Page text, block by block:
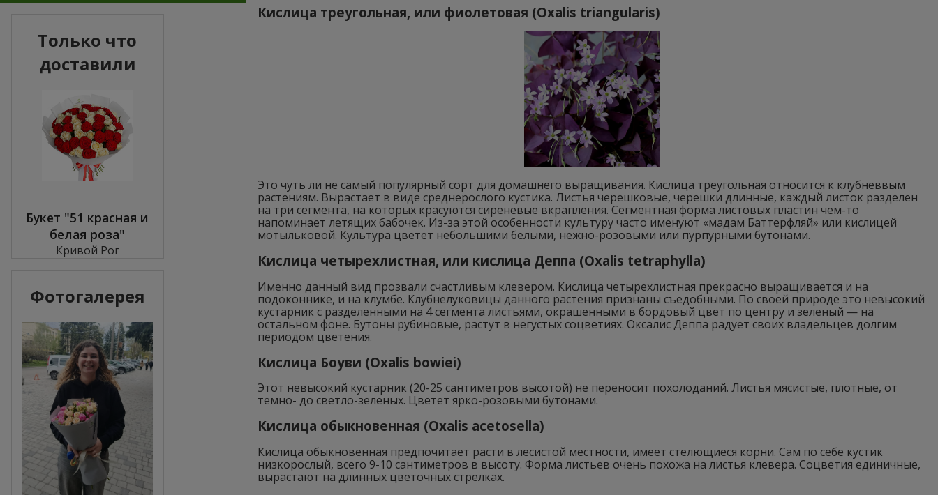
Кислица треугольная, или фиолетовая (Oxalis triangularis)
Это чуть ли не самый популярный сорт для домашнего выращивания. Кислица треугольная относится к клубневвым
растениям. Вырастает в виде среднерослого кустика. Листья черешковые, черешки длинные, каждый листок разделен
на три сегмента, на которых красуются сиреневые вкрапления. Сегментная форма листовых пластин чем-то
напоминает летящих бабочек. Из-за этой особенности культуру часто именуют «мадам Баттерфляй» или кислицей
мотыльковой. Культура цветет небольшими белыми, нежно-розовыми или пурпурными бутонами.
Кислица четырехлистная, или кислица Деппа (Oxalis tetraphylla)
Именно данный вид прозвали счастливым клевером. Кислица четырехлистная прекрасно выращивается и на
подоконнике, и на клумбе. Клубнелуковицы данного растения признаны съедобными. По своей природе это невысокий
кустарник с разделенными на 4 сегмента листьями, окрашенными в бордовый цвет по центру и зеленый — на
остальном фоне. Бутоны рубиновые, растут в негустых соцветиях. Оксалис Деппа радует своих владельцев долгим
периодом цветения.
Кислица Боуви (Oxalis bowiei)
Этот невысокий кустарник (20-25 сантиметров высотой) не переносит похолоданий. Листья мясистые, плотные, от
темно- до светло-зеленых. Цветет ярко-розовыми бутонами.
Кислица обыкновенная (Oxalis acetosella)
Кислица обыкновенная предпочитает расти в лесистой местности, имеет стелющиеся корни. Сам по себе кустик
низкорослый, всего 9-10 сантиметров в высоту. Форма листьев очень похожа на листья клевера. Соцветия единичные,
вырастают на длинных цветочных стрелках.
Только что
доставили
Букет "51 красная и
белая роза"
Кривой Рог
Фотогалерея